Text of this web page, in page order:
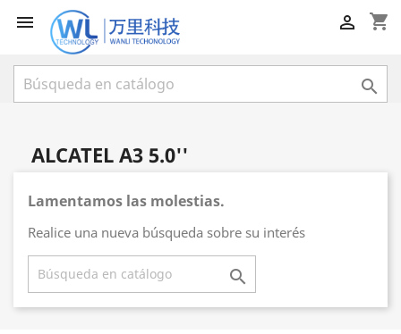
 shopping_cart


ALCATEL A3 5.0''
Lamentamos las molestias.
Realice una nueva búsqueda sobre su interés
